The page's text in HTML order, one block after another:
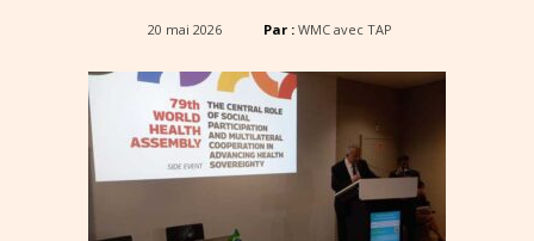
20 mai 2026 Par : WMC avec TAP